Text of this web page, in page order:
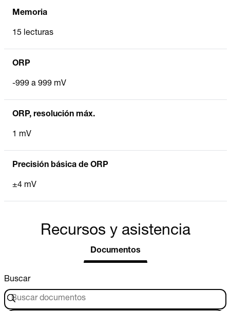
Memoria
15 lecturas
ORP
-999 a 999 mV
ORP, resolución máx.
1 mV
Precisión básica de ORP
±4 mV
Recursos y asistencia
Documentos
Buscar